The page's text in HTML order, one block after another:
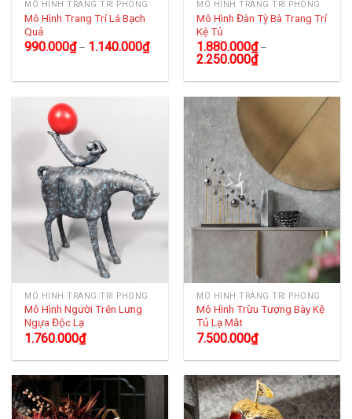
MÔ HÌNH TRANG TRÍ PHÒNG
Mô Hình Trang Trí Lá Bạch
Quả
990.000₫– 1.140.000₫
MÔ HÌNH TRANG TRÍ PHÒNG
Mô Hình Đàn Tỳ Bà Trang Trí
Kệ Tủ
1.880.000₫–
2.250.000₫
MÔ HÌNH TRANG TRÍ PHÒNG
Mô Hình Người Trên Lưng
Ngựa Độc Lạ
1.760.000₫
MÔ HÌNH TRANG TRÍ PHÒNG
Mô Hình Trừu Tượng Bày Kệ
Tủ Lạ Mắt
7.500.000₫